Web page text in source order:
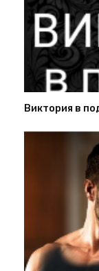
Виктория в